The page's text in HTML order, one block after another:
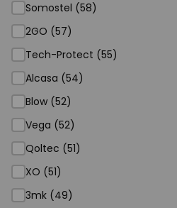
Somostel (58)
2GO (57)
Tech-Protect (55)
Alcasa (54)
Blow (52)
Vega (52)
Qoltec (51)
XO (51)
3mk (49)